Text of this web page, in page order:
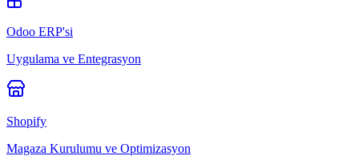
Odoo ERP'si
Uygulama ve Entegrasyon
Shopify
Magaza Kurulumu ve Optimizasyon